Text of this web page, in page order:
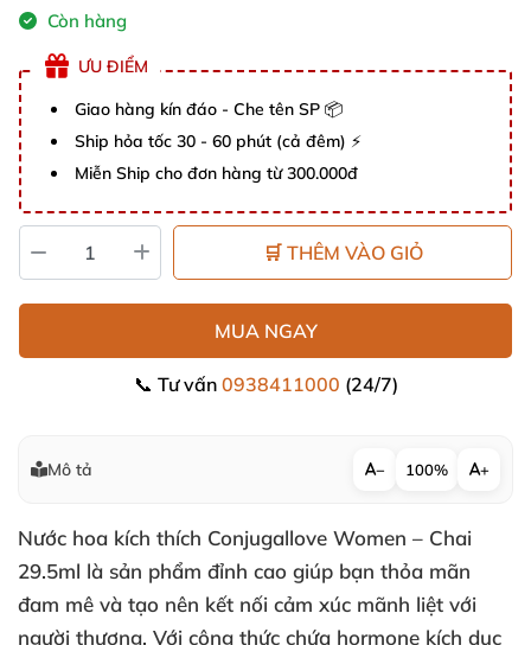
Còn hàng
ƯU ĐIỂM
Giao hàng kín đáo - Che tên SP 📦
Ship hỏa tốc 30 - 60 phút (cả đêm) ⚡
Miễn Ship cho đơn hàng từ 300.000đ
🛒 THÊM VÀO GIỎ
MUA NGAY
📞 Tư vấn 0938411000 (24/7)
Mô tả − 100% +
Nước hoa kích thích Conjugallove Women – Chai
29.5ml là sản phẩm đỉnh cao giúp bạn thỏa mãn
đam mê và tạo nên kết nối cảm xúc mãnh liệt với
người thương. Với công thức chứa hormone kích dục